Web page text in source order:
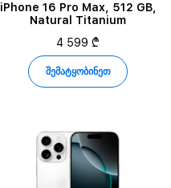
iPhone 16 Pro Max, 512 GB,
Natural Titanium
4 599 ₾
შემატყობინეთ